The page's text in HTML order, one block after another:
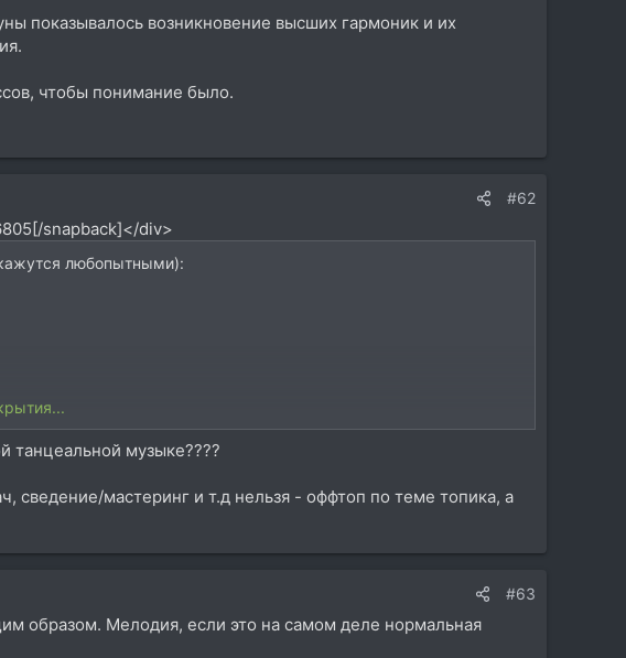
показывалось возникновение высших гармоник и их
чтобы понимание было.
#62
snapback]</div>
любопытными):
танцеальной музыке????
сведение/мастеринг и т.д нельзя - оффтоп по теме топика, а
#63
образом. Мелодия, если это на самом деле нормальная